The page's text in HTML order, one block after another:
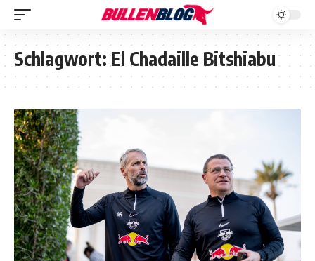
Schlagwort:El Chadaille Bitshiabu